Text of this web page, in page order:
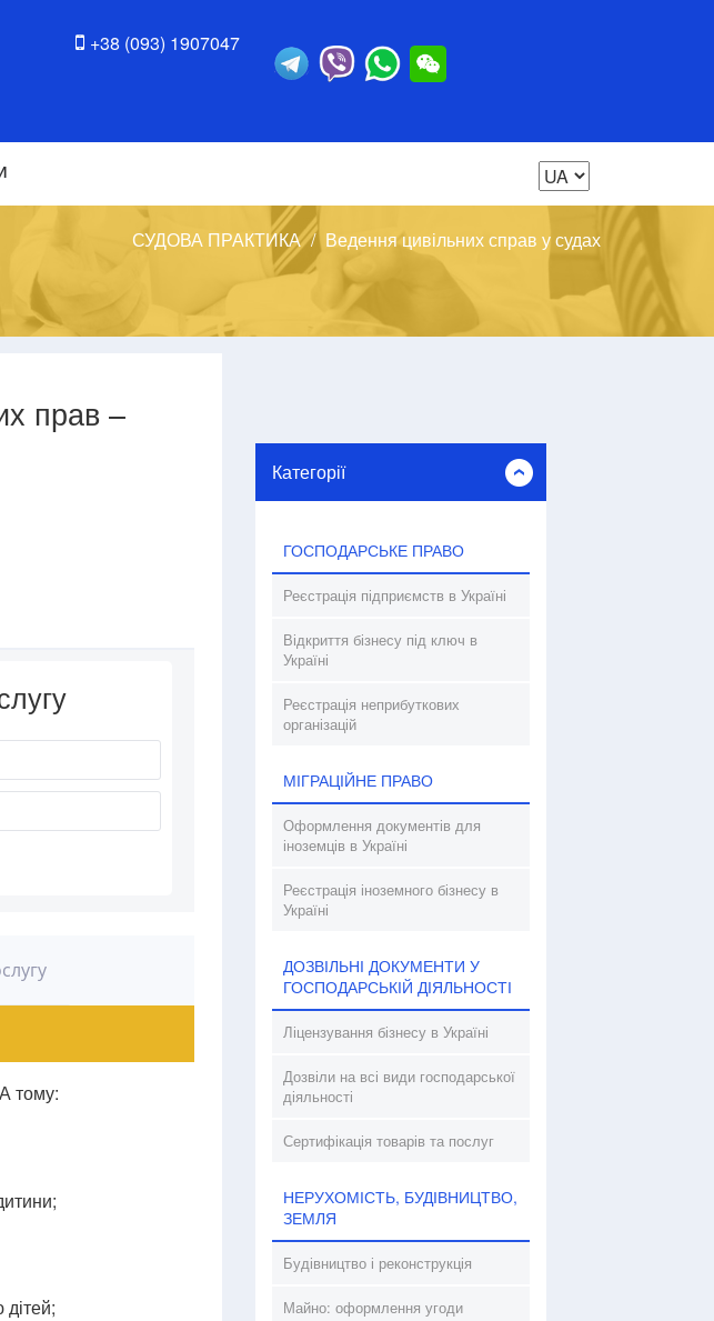
+38 (093) 1907047
СУДОВА ПРАКТИКА Ведення цивільних справ у судах
прав –
тому:
Категорії
ГОСПОДАРСЬКЕ ПРАВО
Реєстрація підприємств в Україні
Відкриття бізнесу під ключ в
Україні
Реєстрація неприбуткових
організацій
МІГРАЦІЙНЕ ПРАВО
Оформлення документів для
іноземців в Україні
Реєстрація іноземного бізнесу в
Україні
ДОЗВІЛЬНІ ДОКУМЕНТИ У
ГОСПОДАРСЬКІЙ ДІЯЛЬНОСТІ
Ліцензування бізнесу в Україні
Дозвіли на всі види господарської
діяльності
Сертифікація товарів та послуг
НЕРУХОМІСТЬ, БУДІВНИЦТВО,
ЗЕМЛЯ
Будівництво і реконструкція
Майно: оформлення угоди